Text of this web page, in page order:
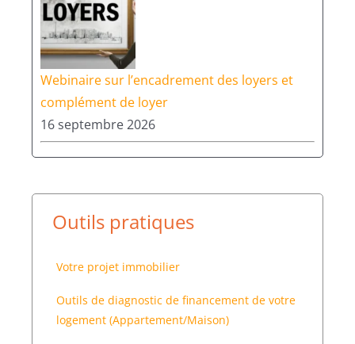
Webinaire sur l’encadrement des loyers et
complément de loyer
16 septembre 2026
Outils pratiques
Votre projet immobilier
Outils de diagnostic de financement de votre
logement (Appartement/Maison)